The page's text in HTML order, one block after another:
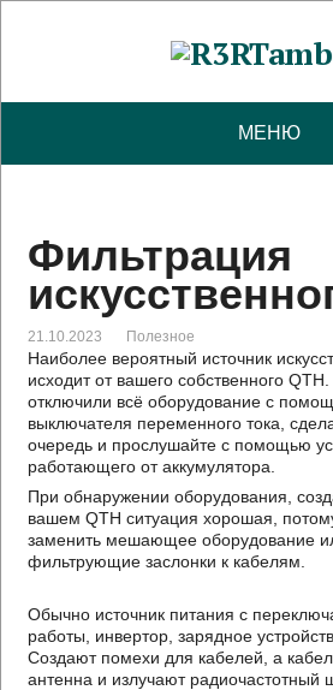
МЕНЮ
Фильтрация
21.10.2023 Полезное
Наиболее вероятный источник
исходит от вашего собственного
отключили всё оборудование с
выключателя переменного тока,
очередь и прослушайте с помощью
работающего от аккумулятора.
При обнаружении оборудования,
вашем QTH ситуация хорошая,
заменить мешающее оборудование
фильтрующие заслонки к кабелям.
Обычно источник питания с
работы, инвертор, зарядное
Создают помехи для кабелей, а
антенна и излучают радиочастотный